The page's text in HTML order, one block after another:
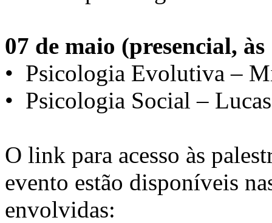
07 de maio (presencial,
•⁠ ⁠Psicologia Evolutiva –
•⁠ ⁠Psicologia Social –
O link para acesso às
evento estão disponíveis
envolvidas: